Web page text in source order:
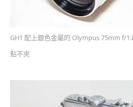
GH1 配上銀色金屬的 Olympus 75mm f/
點不夾